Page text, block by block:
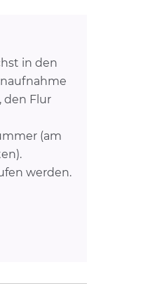
in den
den Flur
(am
werden.